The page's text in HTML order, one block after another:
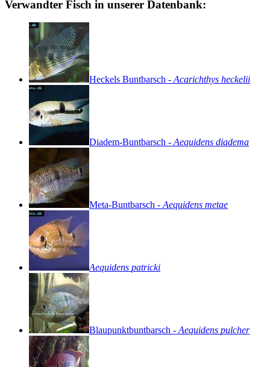
Verwandter Fisch in unserer Datenbank:
Heckels Buntbarsch - Acarichthys heckelii
Diadem-Buntbarsch - Aequidens diadema
Meta-Buntbarsch - Aequidens metae
Aequidens patricki
Blaupunktbuntbarsch - Aequidens pulcher